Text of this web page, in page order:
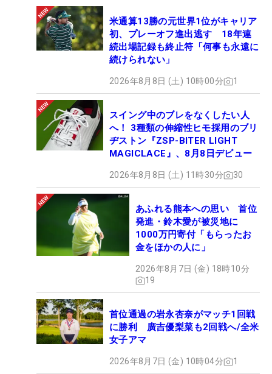
米通算13勝の元世界1位がキャリア
初、プレーオフ進出逃す 18年連
続出場記録も終止符「何事も永遠に
続けられない」
2026年8月8日 (土) 10時00分 1
スイング中のブレをなくしたい人
へ！ 3種類の伸縮性ヒモ採用のブリ
ヂストン『ZSP-BITER LIGHT
MAGICLACE』、8月8日デビュー
2026年8月8日 (土) 11時30分 30
あふれる熊本への思い 首位
発進・鈴木愛が被災地に
1000万円寄付「もらったお
金をほかの人に」
2026年8月7日 (金) 18時10分
19
首位通過の岩永杏奈がマッチ1回戦
に勝利 廣吉優梨菜も2回戦へ/全米
女子アマ
2026年8月7日 (金) 10時04分 1